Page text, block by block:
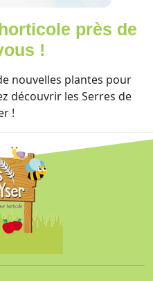
près de
!
nouvelles plantes pour
découvrir les Serres de
!